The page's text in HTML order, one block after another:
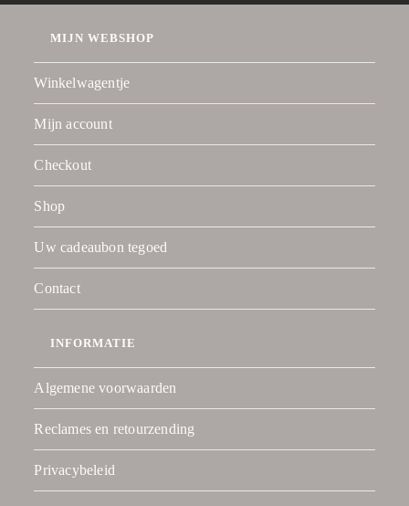
MIJN WEBSHOP
Winkelwagentje
Mijn account
Checkout
Shop
Uw cadeaubon tegoed
Contact
INFORMATIE
Algemene voorwaarden
Reclames en retourzending
Privacybeleid